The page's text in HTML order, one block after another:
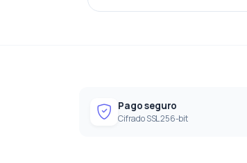
Pago seguro
Cifrado SSL 256-bit